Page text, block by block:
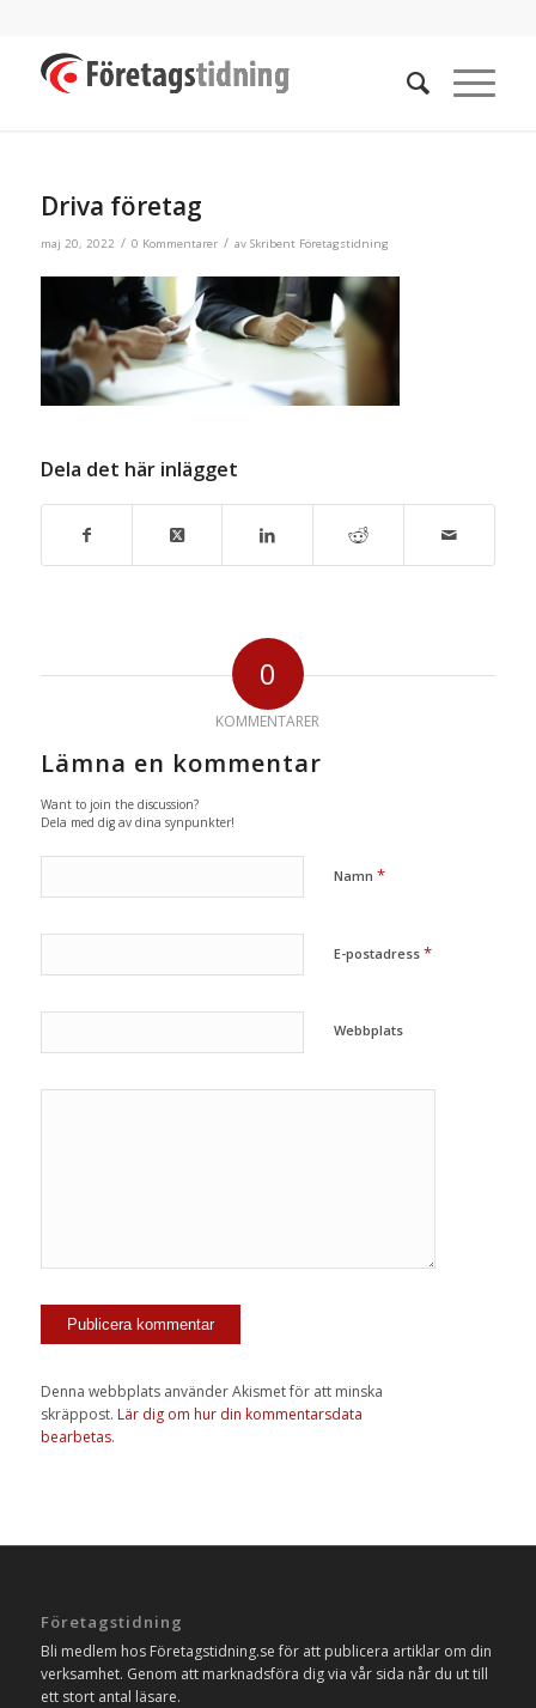
Driva företag
maj 20, 2022 / 0 Kommentarer / av Skribent Företagstidning
Dela det här inlägget
0
KOMMENTARER
Lämna en kommentar
Want to join the discussion?
Dela med dig av dina synpunkter!
Namn *
E-postadress *
Webbplats
Denna webbplats använder Akismet för att minska
skräppost. Lär dig om hur din kommentarsdata
bearbetas.
Företagstidning
Bli medlem hos Företagstidning.se för att publicera artiklar om din
verksamhet. Genom att marknadsföra dig via vår sida når du ut till
ett stort antal läsare.